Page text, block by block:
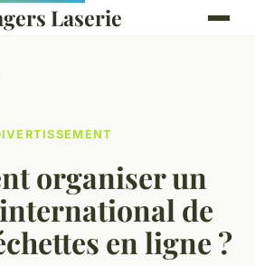
Laserie
organiser un
de
en ligne ?